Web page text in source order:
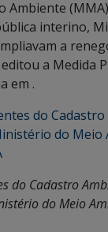
Ambiente
interino,
a
a Medida
em .
do Cadastro
do Meio